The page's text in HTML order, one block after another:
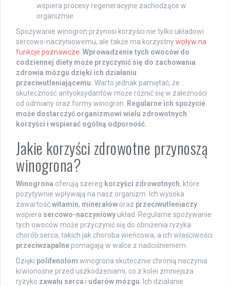
wspiera procesy regeneracyjne zachodzące w
organizmie.
Spożywanie winogron przynosi korzyści nie tylko układowi
sercowo-naczyniowemu, ale także ma korzystnywpływ na
funkcje poznawcze Wprowadzenie tych owoców do
codziennej diety może przyczynić się do zachowania
zdrowia mózgu dzięki ich działaniu
przeciwutleniającemu. Warto jednak pamiętać, że
skuteczność antyoksydantów może różnić się w zależności
od odmiany oraz formy winogron.
Regularne ich spożycie
może dostarczyć organizmowi wielu zdrowotnych
korzyści i wspierać ogólną odporność.
Jakie korzyści zdrowotne przynoszą
winogrona?
Winogrona oferują szereg korzyści zdrowotnych, które
pozytywnie wpływają na nasz organizm. Ich wysoka
zawartośćwitamin, minerałów oraz przeciwutleniaczy
wspiera sercowo-naczyniowy układ. Regularne spożywanie
tych owoców może przyczynić się do obniżenia ryzyka
chorób serca, takich jak choroba wieńcowa, a ich właściwości
przeciwzapalne pomagają w walce z nadciśnieniem.
Dzięki polifenolom winogrona skutecznie chronią naczynia
krwionośne przed uszkodzeniami, co z kolei zmniejsza
ryzyko zawału serca i udarów mózgu . Ich działanie